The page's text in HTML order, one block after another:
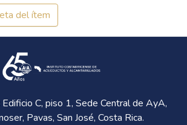
del ítem
Edificio C, piso 1, Sede Central de AyA,
Pavas, San José, Costa Rica.